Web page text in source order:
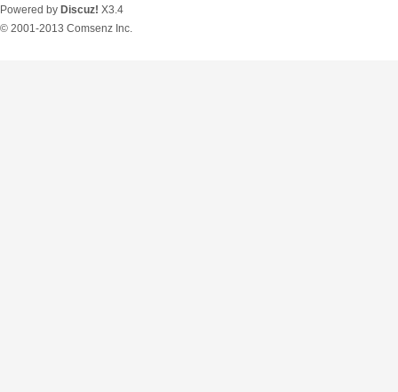
Powered by Discuz! X3.4
© 2001-2013 Comsenz Inc.